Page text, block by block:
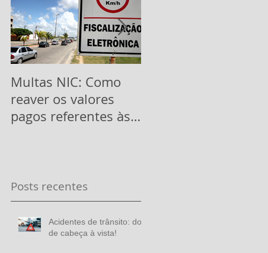
Multas NIC: Como
reaver os valores
pagos referentes às
Posts recentes
Acidentes de trânsito: dor
de cabeça à vista!